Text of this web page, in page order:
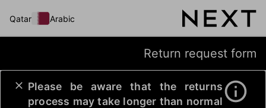
Arabic
Qatar
Return request form
Please be aware that the returns
process may take longer than normal